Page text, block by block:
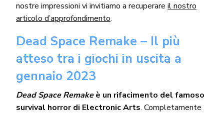
nostre impressioni vi invitiamo a recuperareil nostro
articolo d’approfondimento.
Dead Space Remake – Il più
atteso tra i giochi in uscita a
gennaio 2023
Dead Space Remakeè un rifacimento del famoso
survival horror di Electronic Arts. Completamente